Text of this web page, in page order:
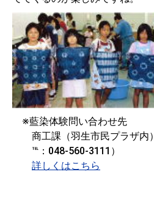
※藍染体験問い合わせ先
商工課（羽生市民プラザ内）
℡：048-560-3111）
詳しくはこちら